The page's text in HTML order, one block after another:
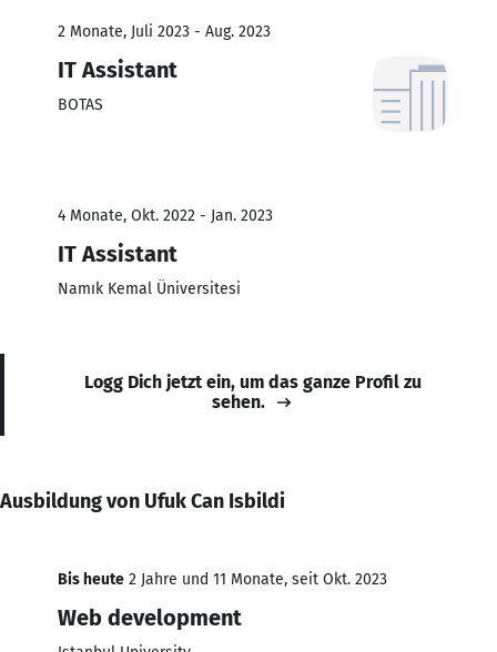
2 Monate, Juli 2023 - Aug. 2023
IT Assistant
BOTAS
4 Monate, Okt. 2022 - Jan. 2023
IT Assistant
Namık Kemal Üniversitesi
Logg Dich jetzt ein, um das ganze Profil zu
sehen.
Ausbildung von Ufuk Can Isbildi
Bis heute 2 Jahre und 11 Monate, seit Okt. 2023
Web development